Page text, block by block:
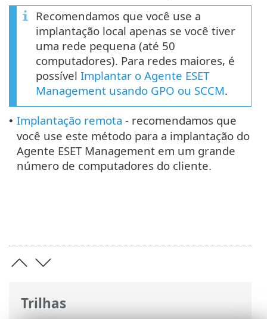
Trilhas
Recomendamos que você use a
implantação local apenas se você tiver
uma rede pequena (até 50
computadores). Para redes maiores, é
possível Implantar o Agente ESET
Management usando GPO ou SCCM.
• Implantação remota - recomendamos que
você use este método para a implantação do
Agente ESET Management em um grande
número de computadores do cliente.